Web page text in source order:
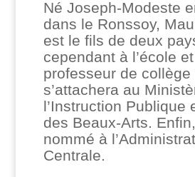
Né Joseph-Modeste
dans le Ronssoy,
est le fils de deux
cependant à l’école
professeur de collège
s’attachera au
l’Instruction Publique
des Beaux-Arts.
nommé à
Centrale.